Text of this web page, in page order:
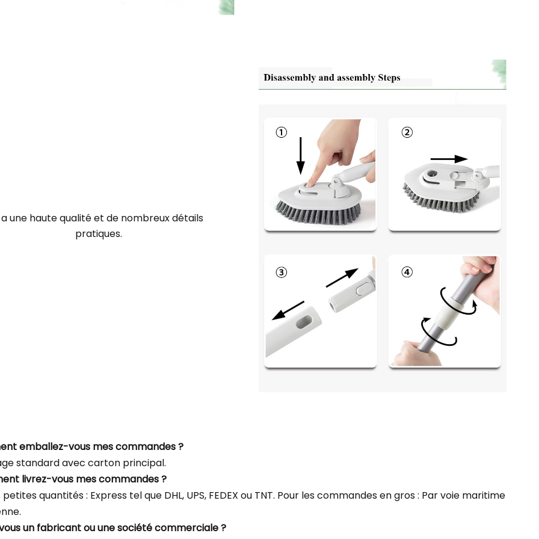
a une haute qualité et de nombreux détails
pratiques.
emballez-vous mes commandes ?
standard avec carton principal.
livrez-vous mes commandes ?
quantités : Express tel que DHL, UPS, FEDEX ou TNT. Pour les commandes en gros : Par voie maritime
un fabricant ou une société commerciale ?